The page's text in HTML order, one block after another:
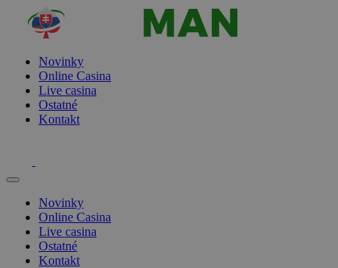
Novinky
Online Casina
Live casina
Ostatné
Kontakt
Novinky
Online Casina
Live casina
Ostatné
Kontakt